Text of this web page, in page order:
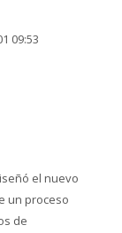
09:53
el nuevo
un proceso
de